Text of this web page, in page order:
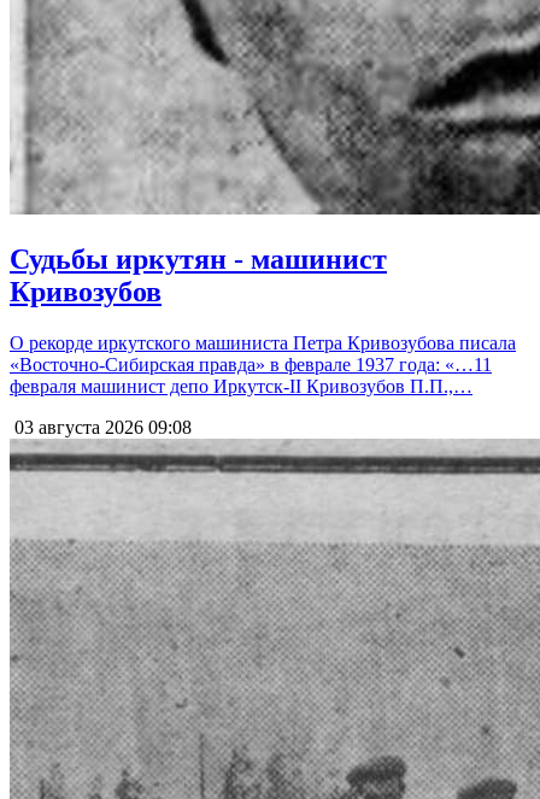
Судьбы иркутян - машинист
Кривозубов
О рекорде иркутского машиниста Петра Кривозубова писала
«Восточно-Сибирская правда» в феврале 1937 года: «…11
февраля машинист депо Иркутск-II Кривозубов П.П.,…
03 августа 2026 09:08